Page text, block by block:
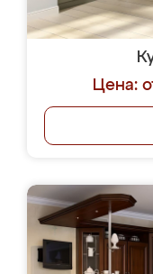
Цена: